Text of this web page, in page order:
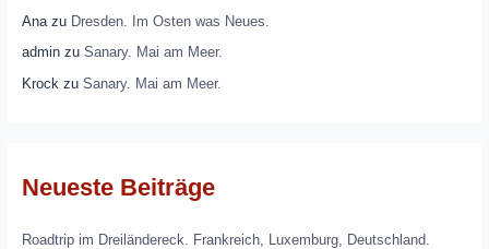
Anazu Dresden. Im Osten was Neues.
adminzu Sanary. Mai am Meer.
Krockzu Sanary. Mai am Meer.
Neueste Beiträge
Roadtrip im Dreiländereck. Frankreich, Luxemburg, Deutschland.